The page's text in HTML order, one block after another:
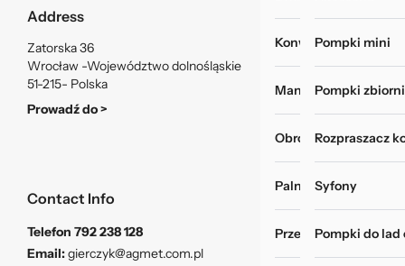
Chemia i
Myjki ciśnieniowe
Pokrowce do
Myjki do rur i
Konwertery, baterie i
Manometry i
Obróbka rur
Palniki i zgrzewarki
Przechowywanie
Pompki mini
Pompki
Rozpraszacz
Syfony
Pompki do lad
Address
Zatorska 36
Wrocław -Województwo dolnośląskie
51-215- Polska
Prowadź do >
Contact Info
Telefon 792 238 128
Email:gierczyk@agmet.com.pl